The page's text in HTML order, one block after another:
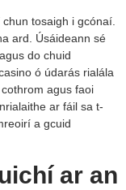
tosaigh i gcónaí.
ard. Úsáideann sé
do chuid
ó údarás rialála
agus faoi
ar fáil sa t-
a gcuid
ar an